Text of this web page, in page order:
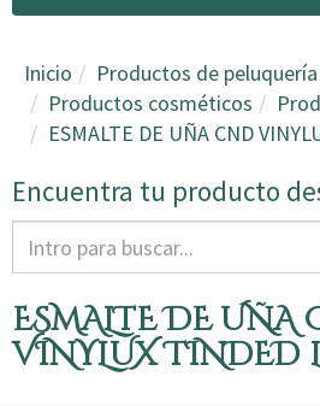
Inicio
Productos de
Productos cosméticos
ESMALTE DE UÑA CND
Encuentra tu producto
ESMALTE DE UÑA
VINYLUX TINDED